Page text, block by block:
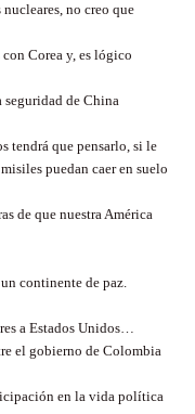
no creo que
Corea y, es lógico
seguridad de China
tendrá que pensarlo, si le
puedan caer en suelo
de que nuestra América
continente de paz.
a Estados Unidos…
el gobierno de Colombia
en la vida política